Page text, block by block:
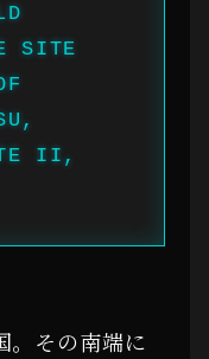
SITE
II,
。その南端に